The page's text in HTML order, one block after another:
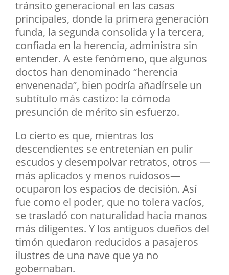
tránsito generacional en las casas
principales, donde la primera generación
funda, la segunda consolida y la tercera,
confiada en la herencia, administra sin
entender. A este fenómeno, que algunos
doctos han denominado “herencia
envenenada”, bien podría añadírsele un
subtítulo más castizo: la cómoda
presunción de mérito sin esfuerzo.
Lo cierto es que, mientras los
descendientes se entretenían en pulir
escudos y desempolvar retratos, otros —
más aplicados y menos ruidosos—
ocuparon los espacios de decisión. Así
fue como el poder, que no tolera vacíos,
se trasladó con naturalidad hacia manos
más diligentes. Y los antiguos dueños del
timón quedaron reducidos a pasajeros
ilustres de una nave que ya no
gobernaban.